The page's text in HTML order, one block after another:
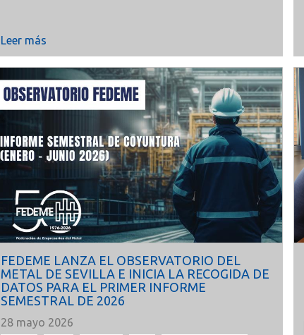
Leer más
FEDEME LANZA EL OBSERVATORIO DEL
METAL DE SEVILLA E INICIA LA RECOGIDA DE
DATOS PARA EL PRIMER INFORME
SEMESTRAL DE 2026
28 mayo 2026